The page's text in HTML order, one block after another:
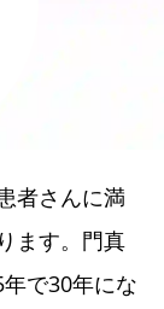
者さんに満
ます。門真
で30年にな